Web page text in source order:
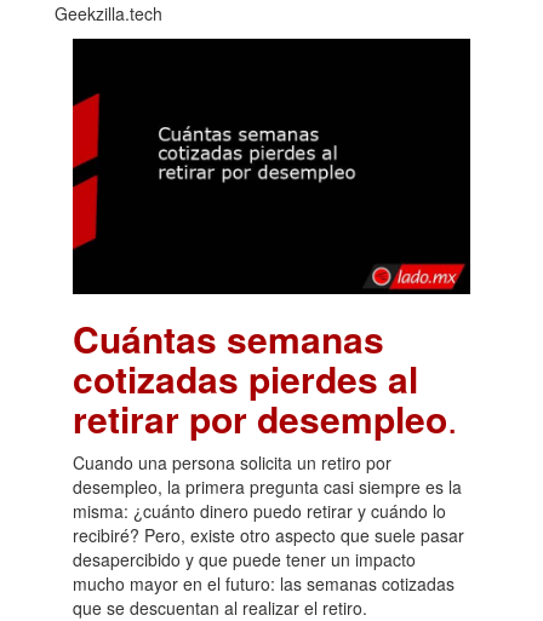
Geekzilla.tech
Cuántas semanas
cotizadas pierdes al
retirar por desempleo.
Cuando una persona solicita un retiro por
desempleo, la primera pregunta casi siempre es la
misma: ¿cuánto dinero puedo retirar y cuándo lo
recibiré? Pero, existe otro aspecto que suele pasar
desapercibido y que puede tener un impacto
mucho mayor en el futuro: las semanas cotizadas
que se descuentan al realizar el retiro.